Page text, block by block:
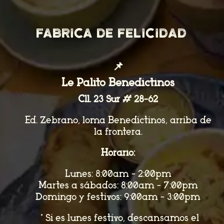
Fabrica de felicidad
📌
Le Palito Benedictinos
Cll. 23 Sur # 28-62
Ed. Zebrano, loma Benedictinos, arriba de
la frontera.
Horario:
Lunes: 8:00am - 2:00pm
Martes a sábados: 8:00am - 7:00pm
Domingo y festivos: 9:00am - 3:00pm
*Si es lunes festivo, descansamos el